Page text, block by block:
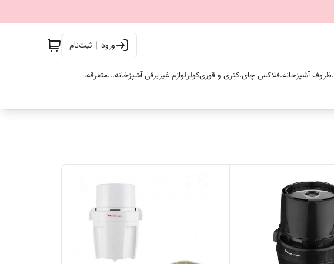
ورود | ثبت‌نام
ظروف آشپزخانه.فلاکس چای.کتری و قوریکولرلوازم غیربرقی آشپزخانه...متفرقه.